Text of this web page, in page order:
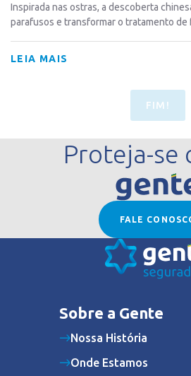
Inspirada nas ostras, a descoberta
parafusos e transformar o tratamento de
LEIA MAIS
FIM!
Proteja-se
FALE
Sobre a Gente
Nossa História
Onde Estamos